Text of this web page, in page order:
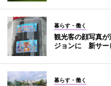
暮らす・働く
観光客の顔写真
ジョンに 新サー
暮らす・働く